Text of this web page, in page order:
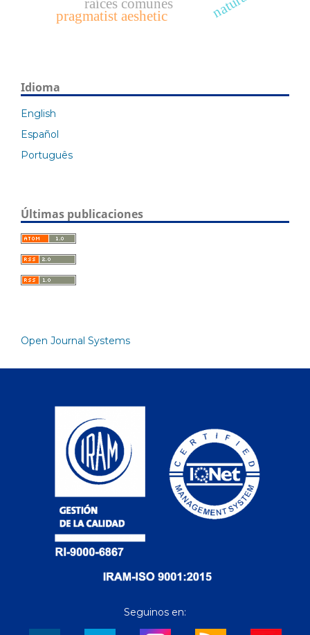
raíces comunes
pragmatist aeshetic
Idioma
English
Español
Português
Últimas publicaciones
Open Journal Systems
Seguinos en: